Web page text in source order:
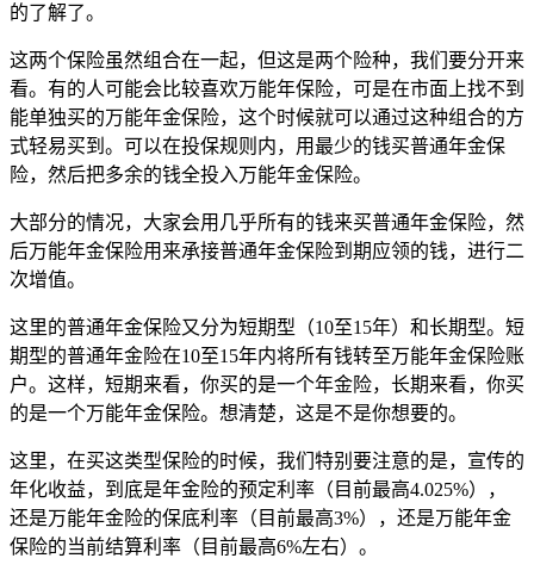
的了解了。
这两个保险虽然组合在一起，但这是两个险种，我们要分开来
看。有的人可能会比较喜欢万能年保险，可是在市面上找不到
能单独买的万能年金保险，这个时候就可以通过这种组合的方
式轻易买到。可以在投保规则内，用最少的钱买普通年金保
险，然后把多余的钱全投入万能年金保险。
大部分的情况，大家会用几乎所有的钱来买普通年金保险，然
后万能年金保险用来承接普通年金保险到期应领的钱，进行二
次增值。
这里的普通年金保险又分为短期型（10至15年）和长期型。短
期型的普通年金险在10至15年内将所有钱转至万能年金保险账
户。这样，短期来看，你买的是一个年金险，长期来看，你买
的是一个万能年金保险。想清楚，这是不是你想要的。
这里，在买这类型保险的时候，我们特别要注意的是，宣传的
年化收益，到底是年金险的预定利率（目前最高4.025%），
还是万能年金险的保底利率（目前最高3%），还是万能年金
保险的当前结算利率（目前最高6%左右）。